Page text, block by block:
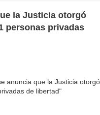
la Justicia otorgó
personas privadas